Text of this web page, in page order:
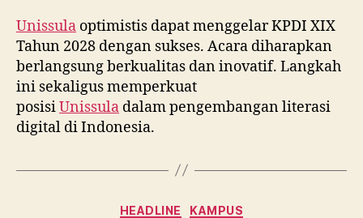
Unissula optimistis dapat menggelar KPDI XIX
Tahun 2028 dengan sukses. Acara diharapkan
berlangsung berkualitas dan inovatif. Langkah
ini sekaligus memperkuat
posisiUnissula dalam pengembangan literasi
digital di Indonesia.
Categories
HEADLINE KAMPUS